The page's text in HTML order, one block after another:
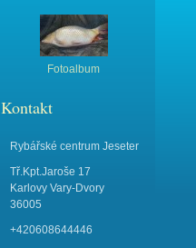
Fotoalbum
Kontakt
Rybářské centrum Jeseter
Tř.Kpt.Jaroše 17
Karlovy Vary-Dvory
36005
+420608644446